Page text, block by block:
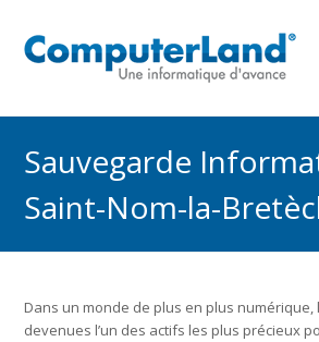
Sauvegarde
Saint-Nom-la-
Dans un monde de plus en plus
devenues l’un des actifs les plus précieux